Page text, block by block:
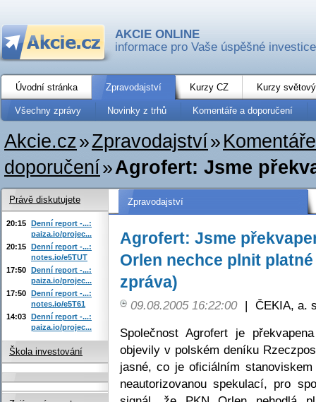
AKCIE ONLINE
informace pro Vaše úspěšné investice
Úvodní stránka Zpravodajství Kurzy CZ Kurzy
Všechny zprávy Novinky z trhů Komentáře a doporučení
Akcie.cz»Zpravodajství»
doporučení»Agrofert: Jsme
Zpravodajství
Agrofert: Jsme
Orlen nechce plnit
zpráva)
09.08.2005 16:22:00 | ČEKIA, a.
Společnost Agrofert je
objevily v polském deníku
jasné, co je oficiálním
neautorizovanou spekulací, pro
Právě diskutujete
20:15 Denní report -...:
paiza.io/projec...
20:15 Denní report -...:
notes.io/e5TUT
17:50 Denní report -...:
paiza.io/projec...
17:50 Denní report -...:
notes.io/e5T61
14:03 Denní report -...:
paiza.io/projec...
Škola investování